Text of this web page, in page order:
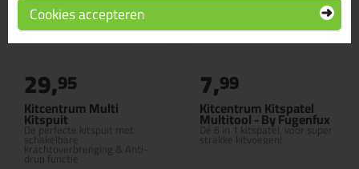
Kitcentrum Multi
Kitspuit
De perfecte kitspuit met
schakelbare
krachtoverbrenging & Anti-
drup functie
29,95
Kitcentrum Kitspatel
Multitool - By Fugenfux
Dé 6 in 1 kitspatel, voor super
strakke kitvoegen!
7,99
Cookies accepteren